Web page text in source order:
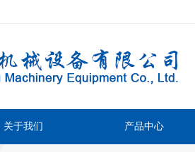
关于我们 产品中心